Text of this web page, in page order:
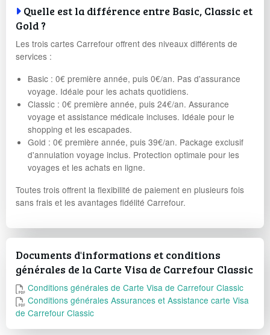
Quelle est la différence entre Basic, Classic et
Gold ?
Les trois cartes Carrefour offrent des niveaux différents de
services :
Basic : 0€ première année, puis 0€/an. Pas d'assurance
voyage. Idéale pour les achats quotidiens.
Classic : 0€ première année, puis 24€/an. Assurance
voyage et assistance médicale incluses. Idéale pour le
shopping et les escapades.
Gold : 0€ première année, puis 39€/an. Package exclusif
d'annulation voyage inclus. Protection optimale pour les
voyages et les achats en ligne.
Toutes trois offrent la flexibilité de paiement en plusieurs fois
sans frais et les avantages fidélité Carrefour.
Documents d'informations et conditions
générales de la Carte Visa de Carrefour Classic
Conditions générales de Carte Visa de Carrefour Classic
Conditions générales Assurances et Assistance carte Visa
de Carrefour Classic